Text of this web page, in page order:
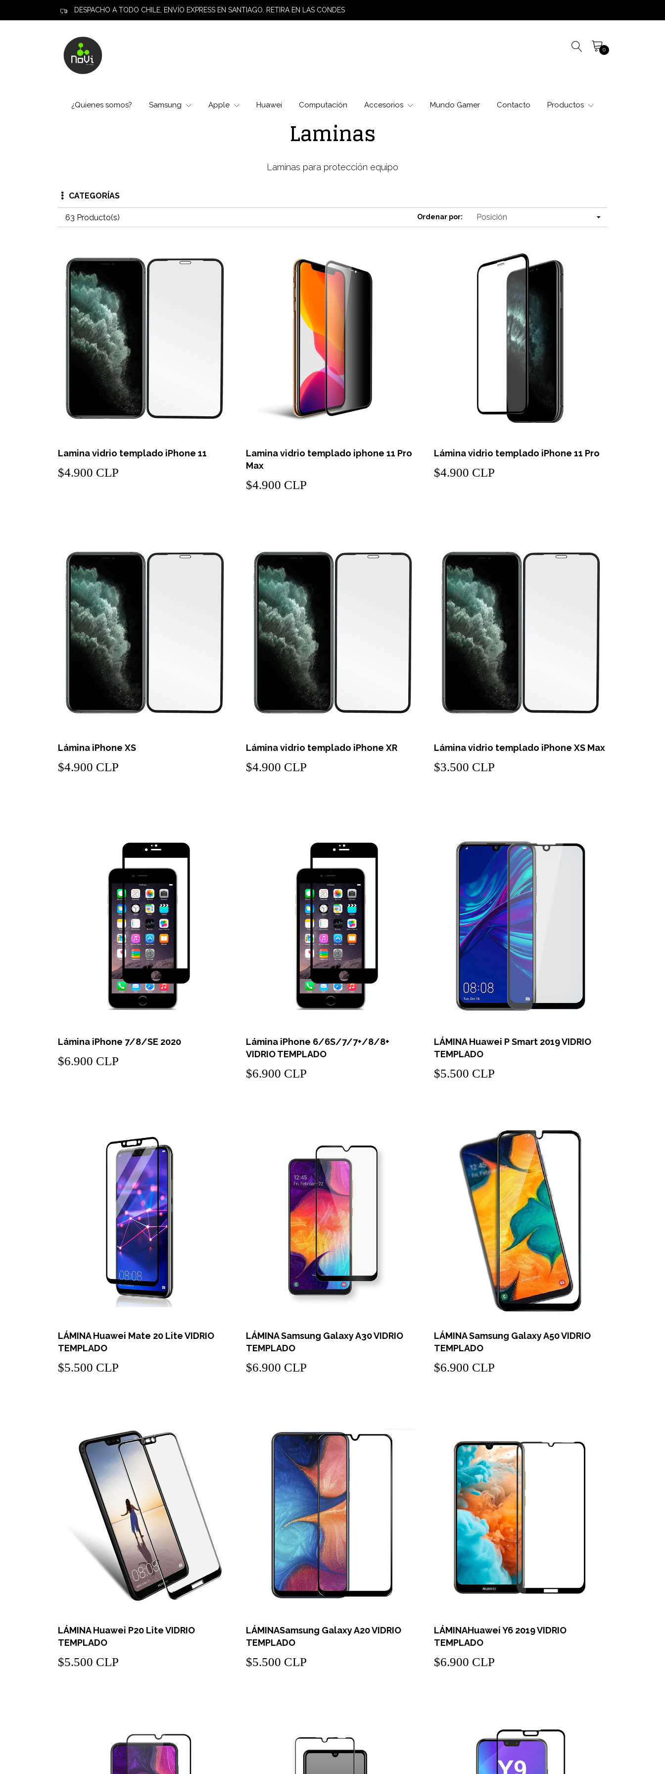
DESPACHO A TODO CHILE, ENVÍO EXPRESS EN SANTIAGO. RETIRA EN LAS CONDES
0
¿Quienes somos? Samsung Apple Huawei Computación Accesorios Mundo Gamer Contacto Productos
Laminas
Laminas para protección equipo
CATEGORÍAS
63 Producto(s) Ordenar por:
Lamina vidrio templado iPhone 11
$4.900 CLP
Lamina vidrio templado iphone 11 Pro
Max
$4.900 CLP
Lámina vidrio templado iPhone 11 Pro
$4.900 CLP
Lámina iPhone XS
$4.900 CLP
Lámina vidrio templado iPhone XR
$4.900 CLP
Lámina vidrio templado iPhone XS Max
$3.500 CLP
Lámina iPhone 7/8/SE 2020
$6.900 CLP
Lámina iPhone 6/6S/7/7+/8/8+
VIDRIO TEMPLADO
$6.900 CLP
LÁMINA Huawei P Smart 2019 VIDRIO
TEMPLADO
$5.500 CLP
LÁMINA Huawei Mate 20 Lite VIDRIO
TEMPLADO
$5.500 CLP
LÁMINA Samsung Galaxy A30 VIDRIO
TEMPLADO
$6.900 CLP
LÁMINA Samsung Galaxy A50 VIDRIO
TEMPLADO
$6.900 CLP
LÁMINA Huawei P20 Lite VIDRIO
TEMPLADO
$5.500 CLP
LÁMINASamsung Galaxy A20 VIDRIO
TEMPLADO
$5.500 CLP
LÁMINAHuawei Y6 2019 VIDRIO
TEMPLADO
$6.900 CLP